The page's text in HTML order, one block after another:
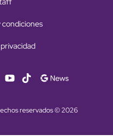
condiciones
reservados © 2026